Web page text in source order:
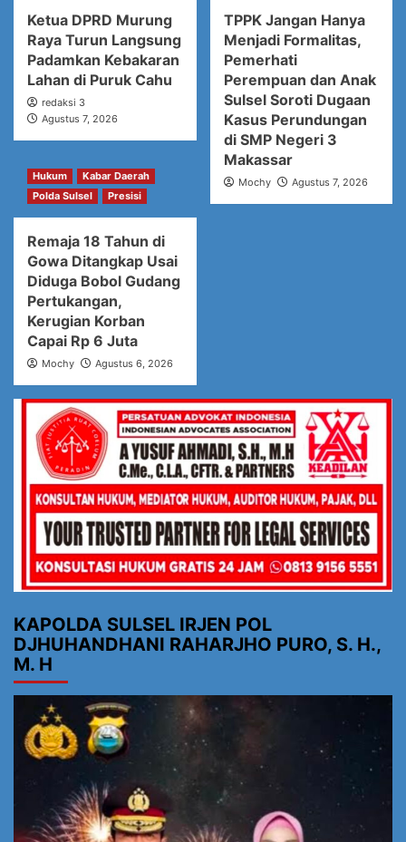
Ketua DPRD Murung
Raya Turun Langsung
Padamkan Kebakaran
Lahan di Puruk Cahu
redaksi 3
Agustus 7, 2026
TPPK Jangan Hanya
Menjadi Formalitas,
Pemerhati
Perempuan dan Anak
Sulsel Soroti Dugaan
Kasus Perundungan
di SMP Negeri 3
Makassar
Mochy Agustus 7, 2026
Hukum
Kabar Daerah
Polda Sulsel
Presisi
Remaja 18 Tahun di
Gowa Ditangkap Usai
Diduga Bobol Gudang
Pertukangan,
Kerugian Korban
Capai Rp 6 Juta
Mochy Agustus 6, 2026
KAPOLDA SULSEL IRJEN POL
DJHUHANDHANI RAHARJHO PURO, S. H.,
M. H